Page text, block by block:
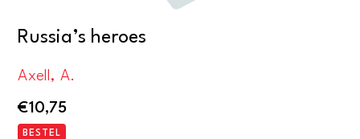
Russia’s heroes
Axell, A.
€10,75
BESTEL